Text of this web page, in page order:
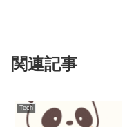
関連記事
Tech